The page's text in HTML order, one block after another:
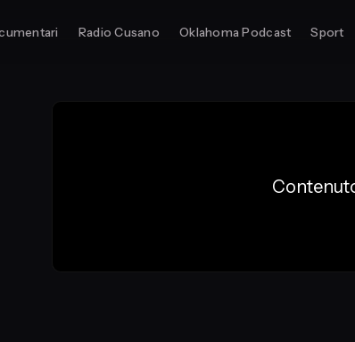
Radio Cusano Oklahoma Podcast Sport